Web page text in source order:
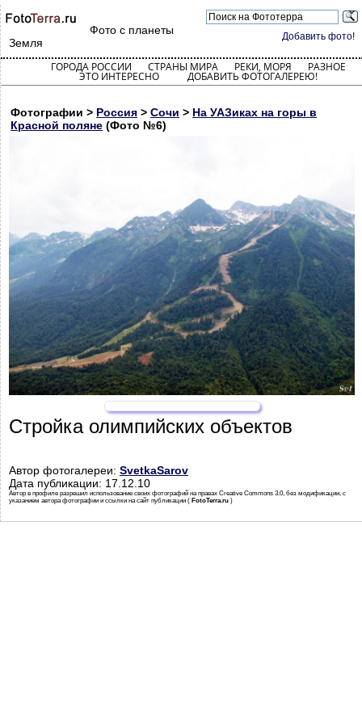
Добавить фото!
Фото с планеты
Земля
ГОРОДА РОССИИ СТРАНЫ МИРА РЕКИ, МОРЯ РАЗНОЕ
ЭТО ИНТЕРЕСНО ДОБАВИТЬ ФОТОГАЛЕРЕЮ!
Фотографии > Россия > Сочи > На УАЗиках на горы в
Красной поляне (Фото №6)
Стройка олимпийских объектов
Автор фотогалереи: SvetkaSarov
Дата публикации: 17.12.10
Автор в профиле разрешил использование своих фотографий на правах Creative Commons 3.0, без модификации, с
указанием автора фотографии и ссылки на сайт публикации ( FotoTerra.ru )